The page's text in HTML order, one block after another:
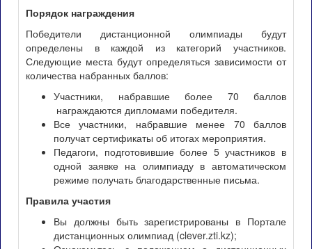
Порядок награждения
Победители дистанционной олимпиады будут
определены в каждой из категорий участников.
Следующие места будут определяться зависимости от
количества набранных баллов:
Участники, набравшие более 70 баллов
награждаются дипломами победителя.
Все участники, набравшие менее 70 баллов
получат сертификаты об итогах мероприятия.
Педагоги, подготовившие более 5 участников в
одной заявке на олимпиаду в автоматическом
режиме получать благодарственные письма.
Правила участия
Вы должны быть зарегистрированы в Портале
дистанционных олимпиад (clever.zti.kz);